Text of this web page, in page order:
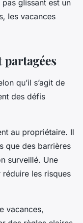
glissant est un
les vacances
qu’il s’agit de
des défis
au propriétaire. Il
que des barrières
surveillé. Une
les risques
vacances,